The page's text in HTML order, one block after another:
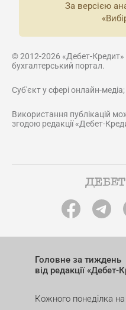
За версією
© 2012-2026 «Дебет-Кредит»
бухгалтерський портал.
Суб'єкт у сфері онлайн-
Використання публікацій
згодою редакції «Дебет-
Головне за тиждень
від редакції «Дебет-
Кожного понеділка